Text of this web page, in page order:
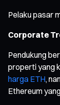
Pelaku pasar
Corporate
Pendukung
properti yang
harga ETH,
Ethereum